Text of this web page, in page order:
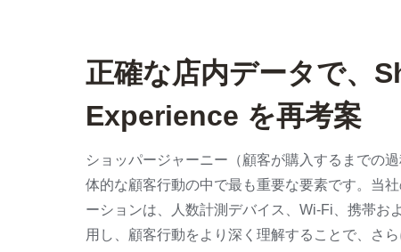
正確な店内データで、
Experience を再考案
ショッパージャーニー（顧客が購入するまでの
体的な顧客行動の中で最も重要な要素です。当
ーションは、人数計測デバイス、Wi-Fi、携帯お
用し、顧客行動をより深く理解することで、さ